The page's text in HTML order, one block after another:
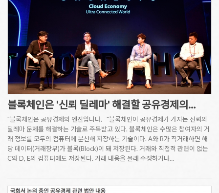
블록체인은 '신뢰 딜레마' 해결할 공유경제의…
"블록체인은 공유경제의 엔진입니다. "블록체인이 공유경제가 가지는 신뢰의
딜레마 문제를 해결하는 기술로 주목받고 있다. 블록체인은 수많은 참여자의 거
래 정보를 모두의 컴퓨터에 분산해 저장하는 기술이다. A와 B가 직거래하면 해
당 데이터(거래장부)가 블록(Block)이 돼 저장된다. 거래와 직접적 관련이 없는
C와 D, E의 컴퓨터에도 저장된다. 거래 내용을 몰래 수정하거나…